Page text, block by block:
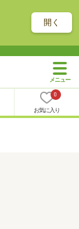
開く
0
お気に入り